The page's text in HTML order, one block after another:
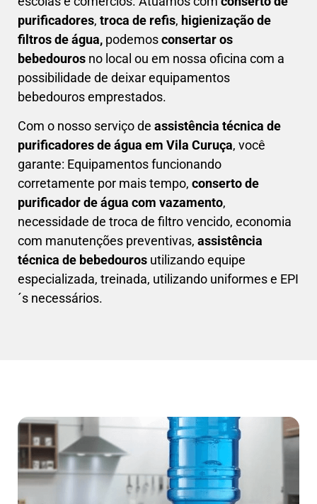
purificadores, troca de refis, higienização de
filtros de água, podemosconsertar os
bebedouros no local ou em nossa oficina com a
possibilidade de deixar equipamentos
bebedouros emprestados.
Com o nosso serviço de assistência técnica de
purificadores de água em Vila Curuça, você
garante: Equipamentos funcionando
corretamente por mais tempo, conserto de
purificador de água com vazamento,
necessidade de troca de filtro vencido, economia
com manutenções preventivas, assistência
técnica de bebedouros utilizando equipe
especializada, treinada, utilizando uniformes e EPI
´s necessários.